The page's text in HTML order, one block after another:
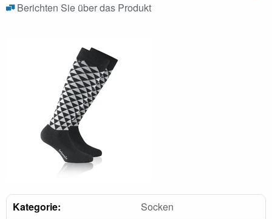
Berichten Sie über das Produkt
Kategorie:
Socken